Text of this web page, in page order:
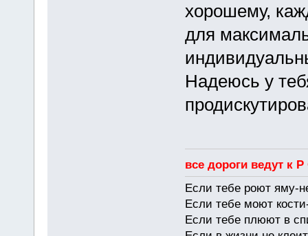
хорошему,
для
Надеюсь у
все дороги ведут к
Если тебе роют яму-
Если тебе моют
Если тебе плюют в